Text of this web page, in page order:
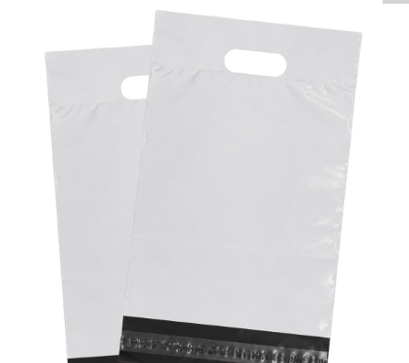
Polietilēna maisi
D802-M
Biezums:
Prece ir pieejama saņemšanai pakomātā.
0,36 €
250+ gab.